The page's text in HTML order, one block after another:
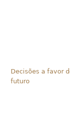
Decisões a favor
futuro